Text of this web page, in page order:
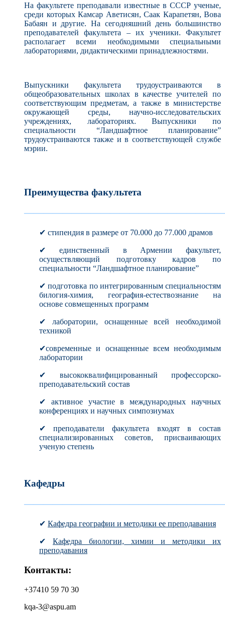
На факультете преподавали известные в СССР ученые,
среди которых Камсар Аветисян, Саак Карапетян, Вова
Бабаян и другие. На сегодняшний день большинство
преподавателей факультета – их ученики. Факультет
располагает всеми необходимыми специальными
лабораториями, дидактическими принадлежностями.
Выпускники факультета трудоустраиваются в
общеобразовательных школах в качестве учителей по
соответствующим предметам, а также в министерстве
окружающей среды, научно-исследовательских
учреждениях, лабораториях. Выпускники по
специальности “Ландшафтное планирование”
трудоустраиваются также и в соответствующей службе
мэрии.
Преимущества факультета
✔ стипендия в размере от 70.000 до 77.000 драмов
✔ единственный в Армении факультет,
осуществляющий подготовку кадров по
специальности “Ландшафтное планирование”
✔ подготовка по интегрированным специальностям
билогия-химия, география-естествознание на
основе совмещенных программ
✔ лаборатории, оснащенные всей необходимой
техникой
✔современные и оснащенные всем необходимым
лаборатории
✔ высококвалифицированный профессорско-
преподавательский состав
✔ активное участие в международных научных
конференциях и научных симпозиумах
✔ преподаватели факультета входят в состав
специализированных советов, присваивающих
ученую степень
Кафедры
✔ Кафедра географии и методики ее преподавания
✔ Кафедра биологии, химии и методики их
преподавания
Контакты:
+37410 59 70 30
kqa-3@aspu.am